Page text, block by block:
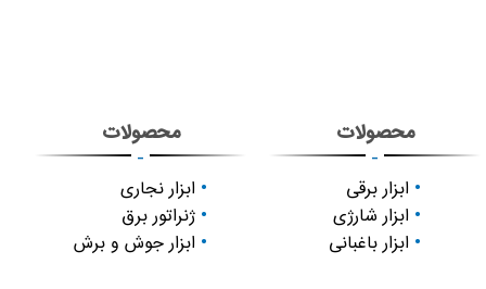
محصولات
-
ابزار برقی
ابزار شارژی
ابزار باغبانی
محصولات
-
ابزار نجاری
ژنراتور برق
ابزار جوش و برش